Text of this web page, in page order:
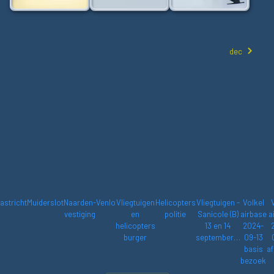
dec
MuiderslotNaarden-
vestiging
VenloVliegtuigen
en
helicopters
burger
Helicopters
politie
Vliegtuigen -
Sanicole (B)
13 en 14
september…
Volkel
airbase
2024-
09-13
basis
bezoek